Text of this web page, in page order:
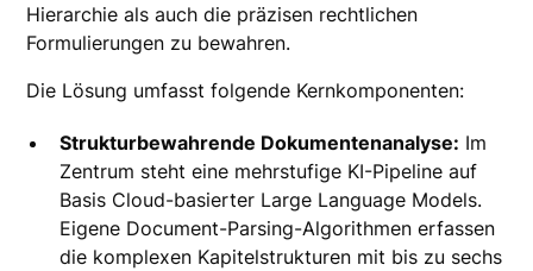
Hierarchie als auch die präzisen rechtlichen
Formulierungen zu bewahren.
Die Lösung umfasst folgende Kernkomponenten:
Strukturbewahrende Dokumentenanalyse: Im
Zentrum steht eine mehrstufige KI-Pipeline auf
Basis Cloud-basierter Large Language Models.
Eigene Document-Parsing-Algorithmen erfassen
die komplexen Kapitelstrukturen mit bis zu sechs